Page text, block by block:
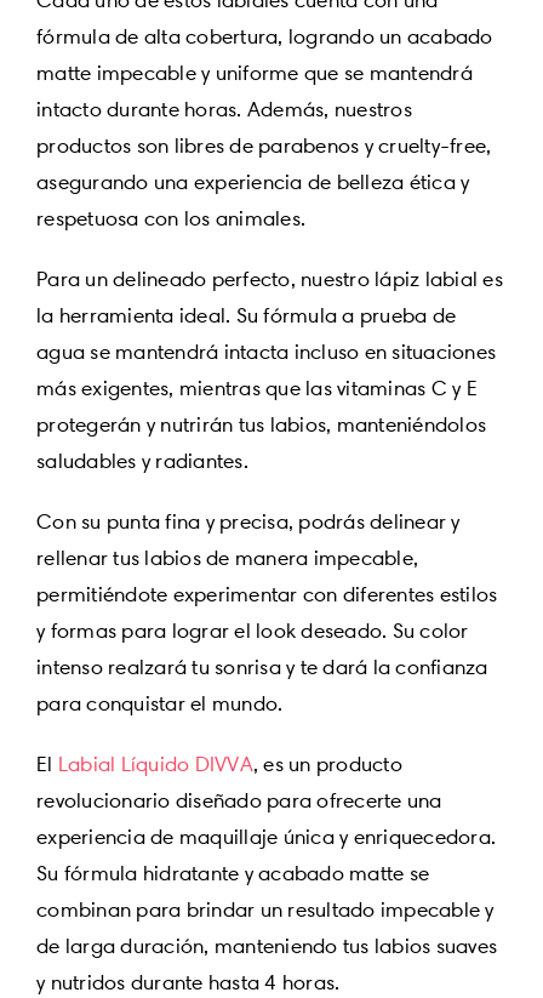
fórmula de alta cobertura, logrando un acabado
matte impecable y uniforme que se mantendrá
intacto durante horas. Además, nuestros
productos son libres de parabenos y cruelty-free,
asegurando una experiencia de belleza ética y
respetuosa con los animales.
Para un delineado perfecto, nuestro lápiz labial es
la herramienta ideal. Su fórmula a prueba de
agua se mantendrá intacta incluso en situaciones
más exigentes, mientras que las vitaminas C y E
protegerán y nutrirán tus labios, manteniéndolos
saludables y radiantes.
Con su punta fina y precisa, podrás delinear y
rellenar tus labios de manera impecable,
permitiéndote experimentar con diferentes estilos
y formas para lograr el look deseado. Su color
intenso realzará tu sonrisa y te dará la confianza
para conquistar el mundo.
El Labial Líquido DIVVA, es un producto
revolucionario diseñado para ofrecerte una
experiencia de maquillaje única y enriquecedora.
Su fórmula hidratante y acabado matte se
combinan para brindar un resultado impecable y
de larga duración, manteniendo tus labios suaves
y nutridos durante hasta 4 horas.